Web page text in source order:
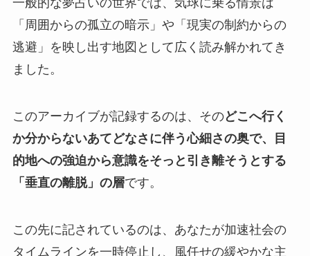
一般的な夢占いの世界では、気球に乗る情景は
「周囲からの孤立の暗示」や「現実の制約からの
逃避」を映し出す地図として広く読み解かれてき
ました。
このアーカイブが記録するのは、そのどこへ行く
か分からないあてどなさに伴う心細さの奥で、目
的地への強迫から意識をそっと引き離そうとする
「垂直の離脱」の層です。
この先に記されているのは、あなたが加速社会の
タイムラインを一時停止し、風任せの緩やかな主